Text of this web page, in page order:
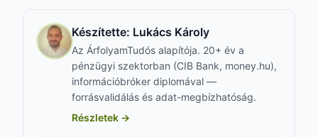
Készítette: Lukács Károly
Az ÁrfolyamTudós alapítója. 20+ év a
pénzügyi szektorban (CIB Bank, money.hu),
információbróker diplomával —
forrásvalidálás és adat-megbízhatóság.
Részletek →